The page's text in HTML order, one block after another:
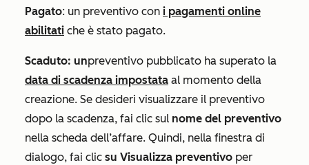
Pagato: un preventivo con i pagamenti online
abilitati che è stato pagato.
Scaduto: unpreventivo pubblicato ha superato la
data di scadenza impostata al momento della
creazione. Se desideri visualizzare il preventivo
dopo la scadenza, fai clic sul nome del preventivo
nella scheda dell’affare. Quindi, nella finestra di
dialogo, fai clic su Visualizza preventivo per